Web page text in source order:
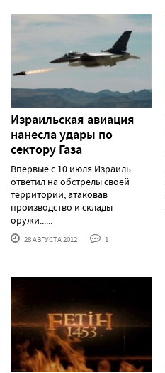
Израильская авиация
нанесла удары по
сектору Газа
Впервые с 10 июля Израиль
ответил на обстрелы своей
территории, атаковав
производство и склады
оружи......
28 АВГУСТА'2012 1